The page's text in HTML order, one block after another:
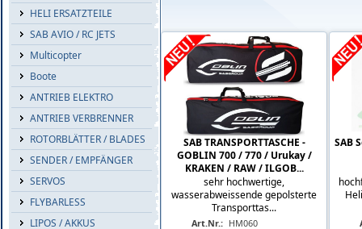
HELI ERSATZTEILE
SAB AVIO / RC JETS
Multicopter
Boote
ANTRIEB ELEKTRO
ANTRIEB VERBRENNER
ROTORBLÄTTER / BLADES
SENDER / EMPFÄNGER
SERVOS
FLYBARLESS
LIPOS / AKKUS
SAB TRANSPORTTASCHE -
GOBLIN 700 / 770 / Urukay /
KRAKEN / RAW / ILGOB...
sehr hochwertige,
wasserabweissende gepolsterte
Transporttas...
Art.Nr.: HM060
SAB